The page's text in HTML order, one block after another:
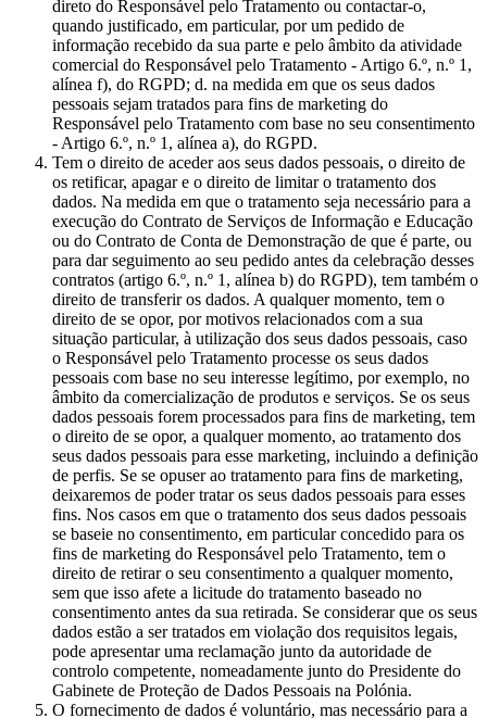
direto do Responsável pelo Tratamento ou contactar-o,
quando justificado, em particular, por um pedido de
informação recebido da sua parte e pelo âmbito da atividade
comercial do Responsável pelo Tratamento - Artigo 6.º, n.º 1,
alínea f), do RGPD; d. na medida em que os seus dados
pessoais sejam tratados para fins de marketing do
Responsável pelo Tratamento com base no seu consentimento
- Artigo 6.º, n.º 1, alínea a), do RGPD.
Tem o direito de aceder aos seus dados pessoais, o direito de
os retificar, apagar e o direito de limitar o tratamento dos
dados. Na medida em que o tratamento seja necessário para a
execução do Contrato de Serviços de Informação e Educação
ou do Contrato de Conta de Demonstração de que é parte, ou
para dar seguimento ao seu pedido antes da celebração desses
contratos (artigo 6.º, n.º 1, alínea b) do RGPD), tem também o
direito de transferir os dados. A qualquer momento, tem o
direito de se opor, por motivos relacionados com a sua
situação particular, à utilização dos seus dados pessoais, caso
o Responsável pelo Tratamento processe os seus dados
pessoais com base no seu interesse legítimo, por exemplo, no
âmbito da comercialização de produtos e serviços. Se os seus
dados pessoais forem processados para fins de marketing, tem
o direito de se opor, a qualquer momento, ao tratamento dos
seus dados pessoais para esse marketing, incluindo a definição
de perfis. Se se opuser ao tratamento para fins de marketing,
deixaremos de poder tratar os seus dados pessoais para esses
fins. Nos casos em que o tratamento dos seus dados pessoais
se baseie no consentimento, em particular concedido para os
fins de marketing do Responsável pelo Tratamento, tem o
direito de retirar o seu consentimento a qualquer momento,
sem que isso afete a licitude do tratamento baseado no
consentimento antes da sua retirada. Se considerar que os seus
dados estão a ser tratados em violação dos requisitos legais,
pode apresentar uma reclamação junto da autoridade de
controlo competente, nomeadamente junto do Presidente do
Gabinete de Proteção de Dados Pessoais na Polónia.
O fornecimento de dados é voluntário, mas necessário para a